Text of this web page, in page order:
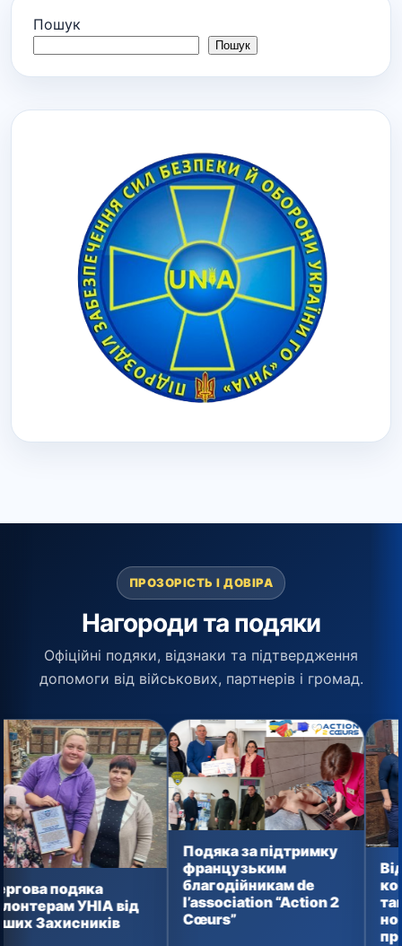
Пошук
Пошук
ПРОЗОРІСТЬ І ДОВІРА
Нагороди та подяки
Офіційні подяки, відзнаки та підтвердження
допомоги від військових, партнерів і громад.
УНІА від
Подяка за підтримку
французьким
благодійникам de
l’association “Action 2
Cœurs”
Від
тактичних
новий
прямує